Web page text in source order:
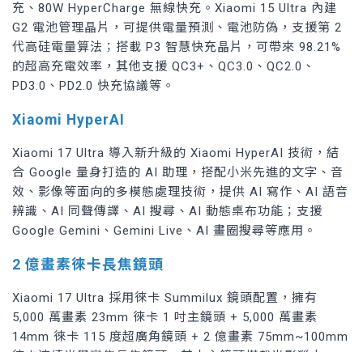
充、80W HyperCharge 無線快充。Xiaomi 15 Ultra 內建
G2 電池管理晶片，可提供電量預測、電池防偽，支援第 2
代高硅電量算法；搭載 P3 智慧快充晶片，可帶來 98.21%
的超高充電效率，其他支援 QC3+、QC3.0、QC2.0、
PD3.0、PD2.0 快充協議等。
Xiaomi HyperAI
Xiaomi 17 Ultra 導入新升級的 Xiaomi HyperAI 技術，結
合 Google 量身打造的 AI 助理，搭配小米先進的文字、音
效、影像等面向的多模態處理技術，提供 AI 寫作、AI 語音
辨識、AI 同聲傳譯、AI 搜尋、AI 動態桌布功能；支援
Google Gemini、Gemini Live、AI 畫圈搜尋等應用。
2 億畫素徠卡長焦鏡頭
Xiaomi 17 Ultra 採用徠卡 Summilux 鏡頭配置，擁有
5,000 萬畫素 23mm 徠卡 1 吋主鏡頭 + 5,000 萬畫素
14mm 徠卡 115 度超廣角鏡頭 + 2 億畫素 75mm~100mm